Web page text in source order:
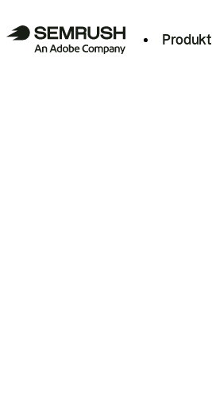
Produkt